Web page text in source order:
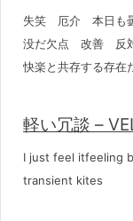
失笑 厄介 本日も
没だ欠点 改善 反
快楽と共存する存在
軽い冗談 –
I just feel itfeeling
transient kites